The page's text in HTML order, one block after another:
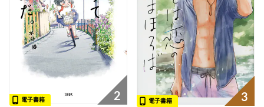
2
電子書籍 3
電子書籍